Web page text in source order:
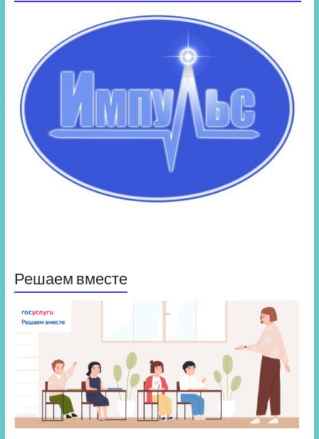
Решаем вместе